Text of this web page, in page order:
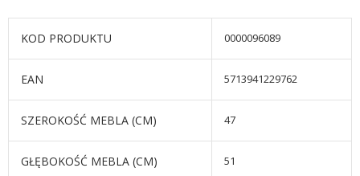
KOD PRODUKTU 0000096089
EAN 5713941229762
SZEROKOŚĆ MEBLA (CM) 47
GŁĘBOKOŚĆ MEBLA (CM) 51